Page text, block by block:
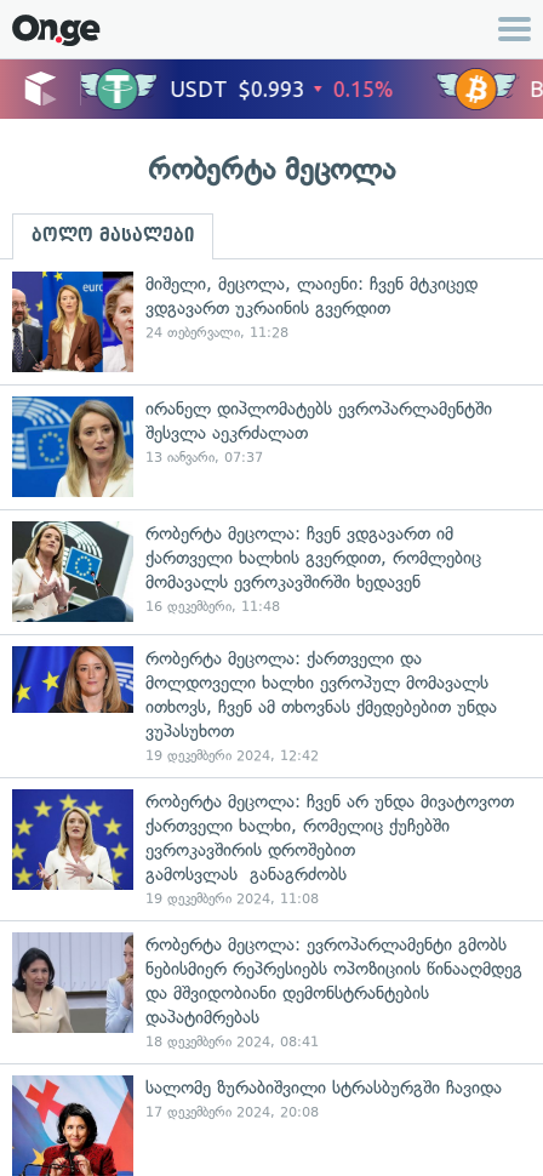
რობერტა მეცოლა
ბოლო მასალები
მიშელი, მეცოლა, ლაიენი: ჩვენ მტკიცედ
ვდგავართ უკრაინის გვერდით
24 თებერვალი, 11:28
ირანელ დიპლომატებს ევროპარლამენტში
შესვლა აეკრძალათ
13 იანვარი, 07:37
რობერტა მეცოლა: ჩვენ ვდგავართ იმ
ქართველი ხალხის გვერდით, რომლებიც
მომავალს ევროკავშირში ხედავენ
16 დეკემბერი, 11:48
რობერტა მეცოლა: ქართველი და
მოლდოველი ხალხი ევროპულ მომავალს
ითხოვს, ჩვენ ამ თხოვნას ქმედებებით უნდა
ვუპასუხოთ
19 დეკემბერი 2024, 12:42
რობერტა მეცოლა: ჩვენ არ უნდა მივატოვოთ
ქართველი ხალხი, რომელიც ქუჩებში
ევროკავშირის დროშებით
გამოსვლას განაგრძობს
19 დეკემბერი 2024, 11:08
რობერტა მეცოლა: ევროპარლამენტი გმობს
ნებისმიერ რეპრესიებს ოპოზიციის წინააღმდეგ
და მშვიდობიანი დემონსტრანტების
დაპატიმრებას
18 დეკემბერი 2024, 08:41
სალომე ზურაბიშვილი სტრასბურგში ჩავიდა
17 დეკემბერი 2024, 20:08